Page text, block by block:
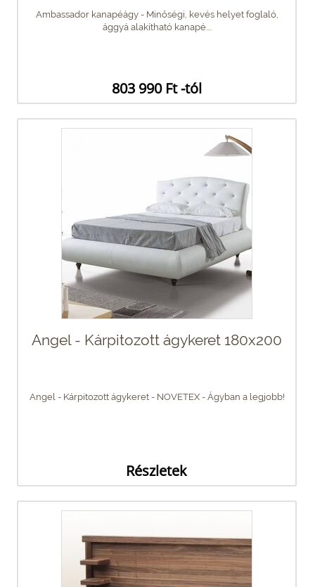
Ambassador kanapéágy - Minőségi, kevés helyet foglaló,
ággyá alakítható kanapé....
803 990 Ft -tól
Angel - Kárpitozott ágykeret 180x200
Angel - Kárpitozott ágykeret - NOVETEX - Ágyban a legjobb!
Részletek